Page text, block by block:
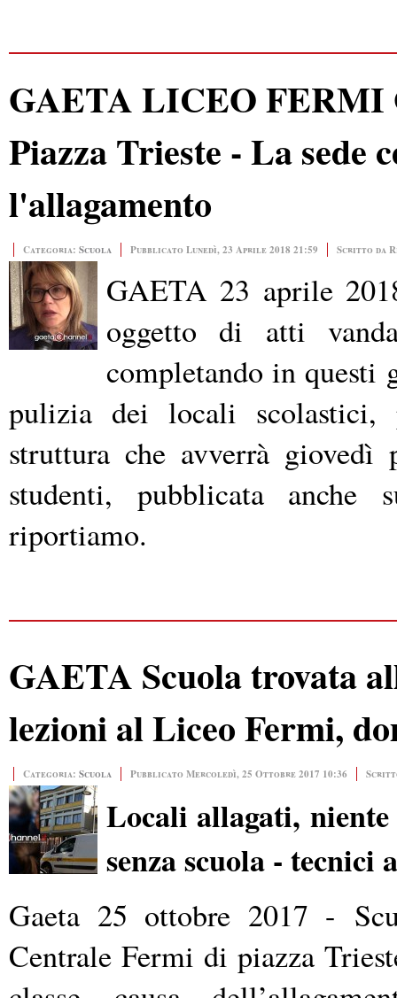
GAETA LICEO FERMI
Piazza Trieste - La sede
l'allagamento
Categoria: Scuola Pubblicato Lunedì, 23 Aprile 2018 21:59 Scritto da
GAETA 23 aprile
oggetto di atti
completando in questi
pulizia dei locali scolastici,
struttura che avverrà
studenti, pubblicata
riportiamo.
GAETA Scuola trovata
lezioni al Liceo Fermi,
Categoria: Scuola Pubblicato Mercoledì, 25 Ottobre 2017 10:36
Locali allagati,
senza scuola - tecnici
Gaeta 25 ottobre 2017 -
Centrale Fermi di piazza